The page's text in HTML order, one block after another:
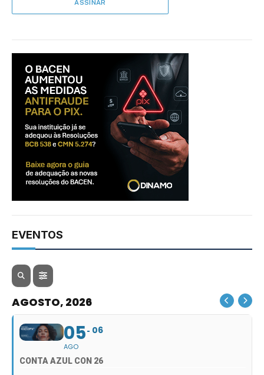
EVENTOS
AGOSTO, 2026
05
AGO
06
CONTA AZUL CON 26